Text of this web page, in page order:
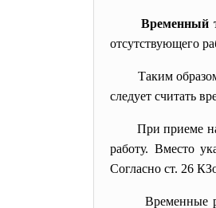
Временный
отсутствующего
Таким
следует считать
При приеме
работу. Вместо
Согласно ст. 26
Временные